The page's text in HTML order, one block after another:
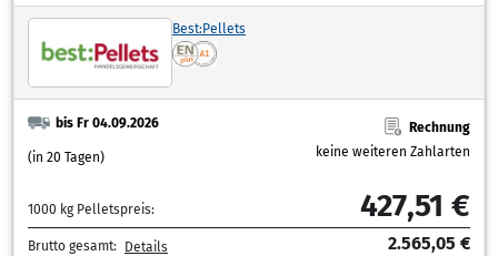
Best:Pellets
bis Fr 04.09.2026
(in 20 Tagen)
Rechnung
keine weiteren Zahlarten
1000 kg Pelletspreis: 427,51 €
Brutto gesamt: Details 2.565,05 €